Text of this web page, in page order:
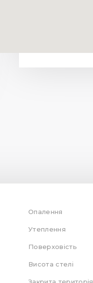
Опалення
Утеплення
Поверховість
Висота стелі